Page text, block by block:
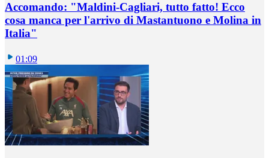
Accomando: "Maldini-Cagliari, tutto fatto! Ecco
cosa manca per l'arrivo di Mastantuono e Molina in
Italia"
01:09